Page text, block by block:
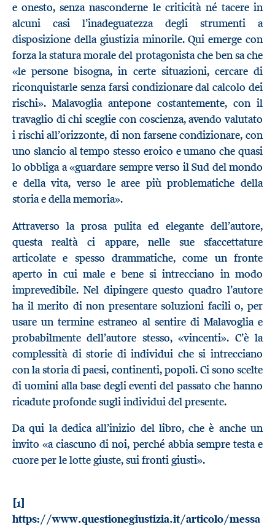
e onesto, senza nasconderne le criticità né tacere in
alcuni casi l’inadeguatezza degli strumenti a
disposizione della giustizia minorile. Qui emerge con
forza la statura morale del protagonista che ben sa che
«le persone bisogna, in certe situazioni, cercare di
riconquistarle senza farsi condizionare dal calcolo dei
rischi». Malavoglia antepone costantemente, con il
travaglio di chi sceglie con coscienza, avendo valutato
i rischi all’orizzonte, di non farsene condizionare, con
uno slancio al tempo stesso eroico e umano che quasi
lo obbliga a «guardare sempre verso il Sud del mondo
e della vita, verso le aree più problematiche della
storia e della memoria».
Attraverso la prosa pulita ed elegante dell’autore,
questa realtà ci appare, nelle sue sfaccettature
articolate e spesso drammatiche, come un fronte
aperto in cui male e bene si intrecciano in modo
imprevedibile. Nel dipingere questo quadro l’autore
ha il merito di non presentare soluzioni facili o, per
usare un termine estraneo al sentire di Malavoglia e
probabilmente dell’autore stesso, «vincenti». C’è la
complessità di storie di individui che si intrecciano
con la storia di paesi, continenti, popoli. Ci sono scelte
di uomini alla base degli eventi del passato che hanno
ricadute profonde sugli individui del presente.
Da qui la dedica all’inizio del libro, che è anche un
invito «a ciascuno di noi, perché abbia sempre testa e
cuore per le lotte giuste, sui fronti giusti».
[1]
https://www.questionegiustizia.it/articolo/messa